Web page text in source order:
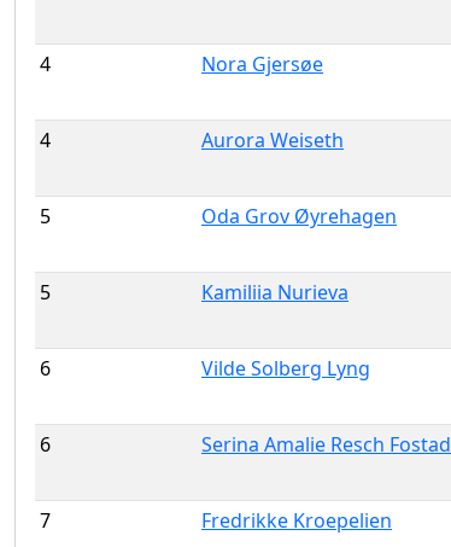
4 Nora Gjersøe
4 Aurora Weiseth
5 Oda Grov Øyrehagen
5 Kamiliia Nurieva
6 Vilde Solberg Lyng
6 Serina Amalie Resch Fostad
7 Fredrikke Kroepelien